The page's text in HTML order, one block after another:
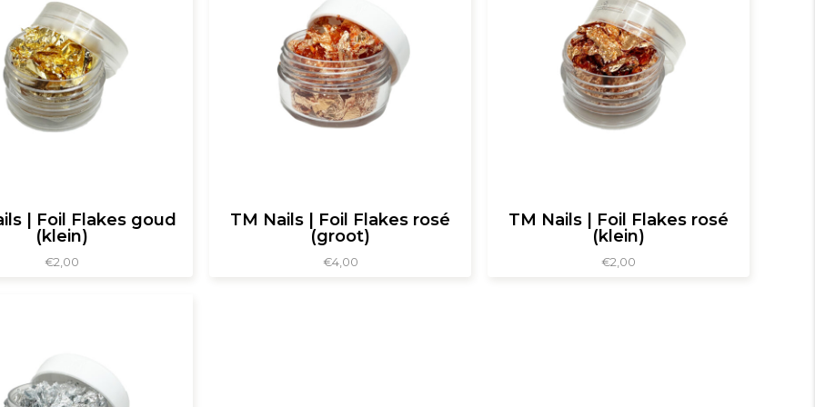
| Foil Flakes goud
(klein)
€2,00
TM Nails | Foil Flakes rosé
(groot)
€4,00
TM Nails | Foil Flakes rosé
(klein)
€2,00